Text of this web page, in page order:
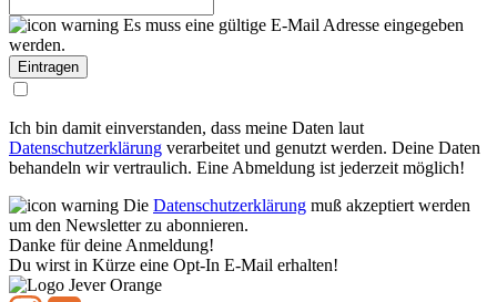
Es muss eine gültige E-Mail Adresse eingegeben
werden.
Ich bin damit einverstanden, dass meine Daten laut
Datenschutzerklärung verarbeitet und genutzt werden. Deine Daten
behandeln wir vertraulich. Eine Abmeldung ist jederzeit möglich!
Die Datenschutzerklärung muß akzeptiert werden
um den Newsletter zu abonnieren.
Danke für deine Anmeldung!
Du wirst in Kürze eine Opt-In E-Mail erhalten!